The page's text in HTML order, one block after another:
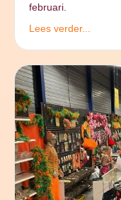
februari.
Lees verder...